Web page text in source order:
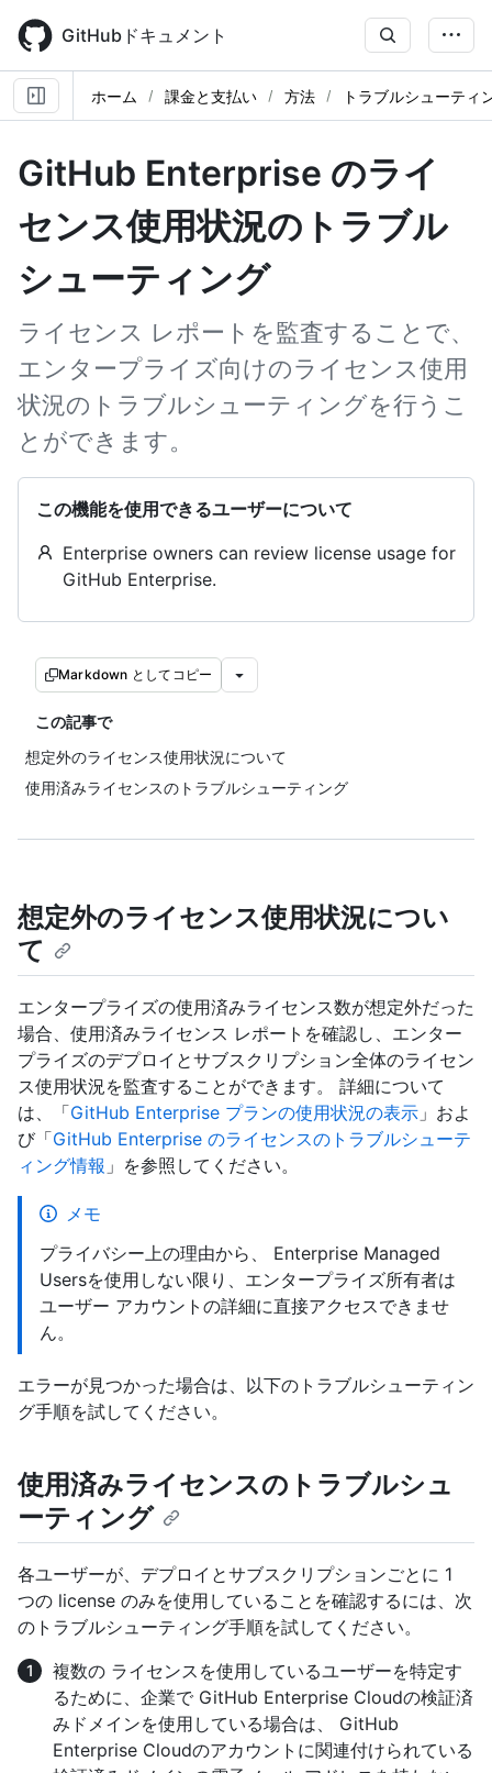
main
content
GitHubドキュメント
ホーム 課金と支払い 方法 トラブルシューティ
GitHub Enterprise のライ
センス使用状況のトラブル
シューティング
ライセンス レポートを監査することで、
エンタープライズ向けのライセンス使用
状況のトラブルシューティングを行うこ
とができます。
この機能を使用できるユーザーについて
Enterprise owners can review license usage for
GitHub Enterprise.
Markdown としてコピー
この記事で
想定外のライセンス使用状況について
使用済みライセンスのトラブルシューティング
想定外のライセンス使用状況につい
て
エンタープライズの使用済みライセンス数が想定外だった
場合、使用済みライセンス レポートを確認し、エンター
プライズのデプロイとサブスクリプション全体のライセン
ス使用状況を監査することができます。 詳細について
は、「GitHub Enterprise プランの使用状況の表示 」およ
び「GitHub Enterprise のライセンスのトラブルシューテ
ィング情報 」を参照してください。
メモ
プライバシー上の理由から、 Enterprise Managed
Usersを使用しない限り、エンタープライズ所有者は
ユーザー アカウントの詳細に直接アクセスできませ
ん。
エラーが見つかった場合は、以下のトラブルシューティン
グ手順を試してください。
使用済みライセンスのトラブルシュ
ーティング
各ユーザーが、デプロイとサブスクリプションごとに 1
つの license のみを使用していることを確認するには、次
のトラブルシューティング手順を試してください。
複数の ライセンスを使用しているユーザーを特定す
るために、企業で GitHub Enterprise Cloudの検証済
みドメインを使用している場合は、 GitHub
Enterprise Cloudのアカウントに関連付けられている